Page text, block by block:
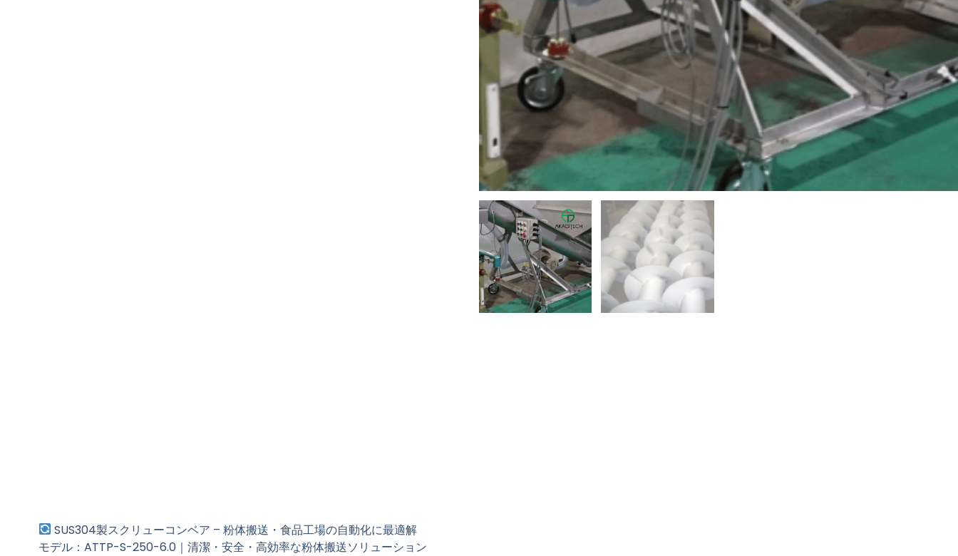
SUS304製スクリューコンベア – 粉体搬送・食品工場の自動化に最適解
モデル：ATTP-S-250-6.0｜清潔・安全・高効率な粉体搬送ソリューション